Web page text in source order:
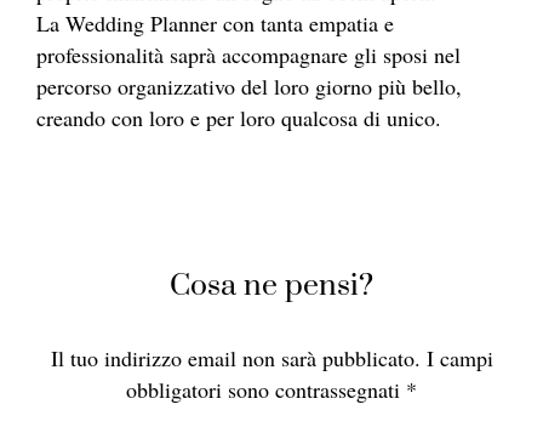
La Wedding Planner con tanta empatia e
professionalità saprà accompagnare gli sposi nel
percorso organizzativo del loro giorno più bello,
creando con loro e per loro qualcosa di unico.
Cosa ne pensi?
Il tuo indirizzo email non sarà pubblicato. I campi
obbligatori sono contrassegnati *